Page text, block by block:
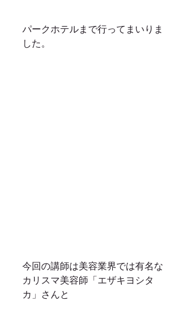
パークホテルまで行ってまいりま
した。
今回の講師は美容業界では有名な
カリスマ美容師「エザキヨシタ
カ」さんと